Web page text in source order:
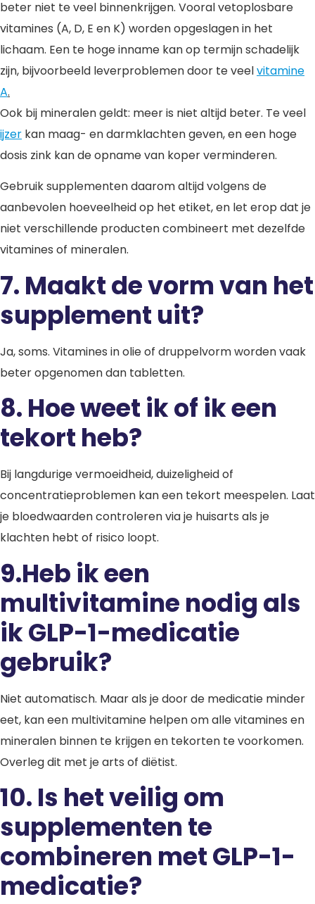
beter niet te veel binnenkrijgen. Vooral vetoplosbare
vitamines (A, D, E en K) worden opgeslagen in het
lichaam. Een te hoge inname kan op termijn schadelijk
zijn, bijvoorbeeld leverproblemen door te veelvitamine
A.
Ook bij mineralen geldt: meer is niet altijd beter. Te veel
ijzer kan maag- en darmklachten geven, en een hoge
dosis zink kan de opname van koper verminderen.
Gebruik supplementen daarom altijd volgens de
aanbevolen hoeveelheid op het etiket, en let erop dat je
niet verschillende producten combineert met dezelfde
vitamines of mineralen.
7. Maakt de vorm van het
supplement uit?
Ja, soms. Vitamines in olie of druppelvorm worden vaak
beter opgenomen dan tabletten.
8. Hoe weet ik of ik een
tekort heb?
Bij langdurige vermoeidheid, duizeligheid of
concentratieproblemen kan een tekort meespelen. Laat
je bloedwaarden controleren via je huisarts als je
klachten hebt of risico loopt.
9.Heb ik een
multivitamine nodig als
ik GLP-1-medicatie
gebruik?
Niet automatisch. Maar als je door de medicatie minder
eet, kan een multivitamine helpen om alle vitamines en
mineralen binnen te krijgen en tekorten te voorkomen.
Overleg dit met je arts of diëtist.
10. Is het veilig om
supplementen te
combineren met GLP-1-
medicatie?